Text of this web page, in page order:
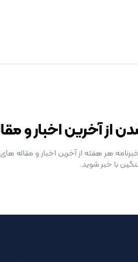
از آخرین اخبار و
هر هفته از آخرین اخبار و مقاله
با خبر شوید.